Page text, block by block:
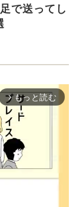
で送ってし
arrow_forward_ios もっと読む